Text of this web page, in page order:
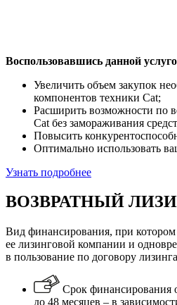
Воспользовавшись данной
Увеличить объем закупок
компонентов техники Cat;
Расширить возможности по
Cat без замораживания
Повысить
Оптимально использовать
Узнать подробнее
ВОЗВРАТНЫЙ
Вид финансирования, при
ее лизинговой компании и
в пользование по договору лизинга
Срок финансирования
до 48 месяцев – в